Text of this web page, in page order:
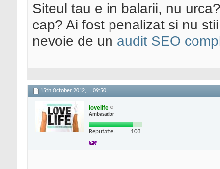
Siteul tau e in balarii, nu
cap? Ai fost penalizat si nu
nevoie de un audit SEO
15th October 2012, 09:50
lovelife
Ambasador
Reputatie: 103